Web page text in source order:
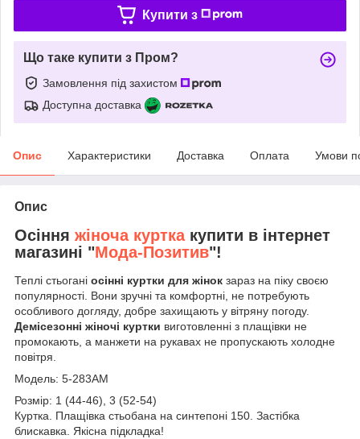
Купити з
Що таке купити з Пром?
Замовлення під захистом
Доступна доставка
Опис Характеристики Доставка Оплата Умови
Опис
Осіння жіноча курткакупити в інтернет
магазині "Мода-Позитив"!
Теплі стьогані осінні куртки для жінок зараз на піку своєю
популярності. Вони зручні та комфортні, не потребують
особливого догляду, добре захищають у вітряну погоду.
Демісезонні жіночі куртки виготовленні з плащівки не
промокають, а манжети на рукавах не пропускають холодне
повітря.
Модель: 5-283АМ
Розмір: 1 (44-46), 3 (52-54)
Куртка. Плащівка стьобана на синтепоні 150. Застібка
блискавка. Якісна підкладка!